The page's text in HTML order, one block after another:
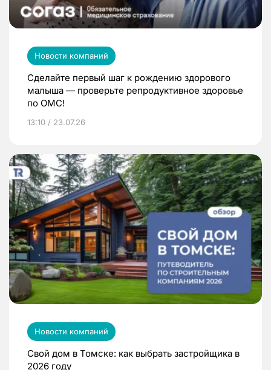
Новости компаний
Сделайте первый шаг к рождению здорового
малыша — проверьте репродуктивное здоровье
по ОМС!
13:10 / 23.07.26
Новости компаний
Свой дом в Томске: как выбрать застройщика в
2026 году